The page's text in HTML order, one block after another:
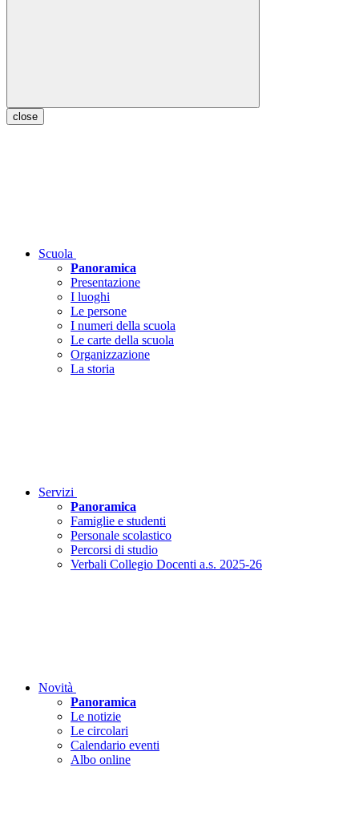
close
Scuola
Panoramica
Presentazione
I luoghi
Le persone
I numeri della scuola
Le carte della scuola
Organizzazione
La storia
Servizi
Panoramica
Famiglie e studenti
Personale scolastico
Percorsi di studio
Verbali Collegio Docenti a.s. 2025-26
Novità
Panoramica
Le notizie
Le circolari
Calendario eventi
Albo online